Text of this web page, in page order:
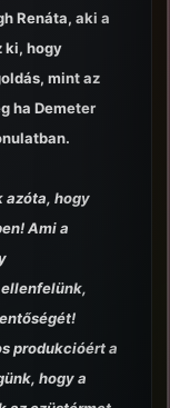
Renáta, aki a
ki, hogy
mint az
ha Demeter
azóta, hogy
Ami a
produkcióért a
hogy a